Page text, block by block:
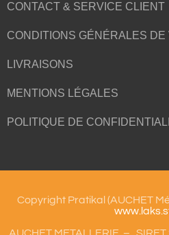
CONTACT & SERVICE CLIENT
CONDITIONS GÉNÉRALES DE
LIVRAISONS
MENTIONS LÉGALES
POLITIQUE DE
Copyright Pratikal (AUCHET